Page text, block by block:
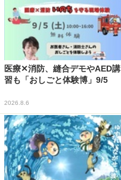
医療✕消防、縫合デモやAED講
習も「おしごと体験博」9/5
2026.8.6